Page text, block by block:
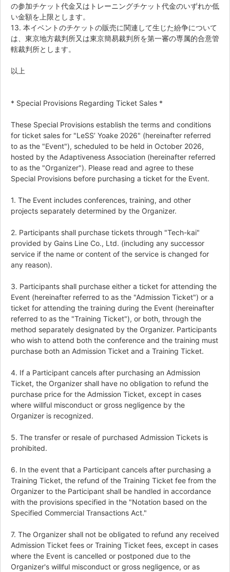
の参加チケット代金又はトレーニングチケット代金のいずれか低
い金額を上限とします。
13. 本イベントのチケットの販売に関連して生じた紛争について
は、東京地方裁判所又は東京簡易裁判所を第一審の専属的合意管
轄裁判所とします。
以上
* Special Provisions Regarding Ticket Sales *
These Special Provisions establish the terms and conditions
for ticket sales for "LeSS’ Yoake 2026" (hereinafter referred
to as the "Event"), scheduled to be held in October 2026,
hosted by the Adaptiveness Association (hereinafter referred
to as the "Organizer"). Please read and agree to these
Special Provisions before purchasing a ticket for the Event.
1. The Event includes conferences, training, and other
projects separately determined by the Organizer.
2. Participants shall purchase tickets through "Tech-kai"
provided by Gains Line Co., Ltd. (including any successor
service if the name or content of the service is changed for
any reason).
3. Participants shall purchase either a ticket for attending the
Event (hereinafter referred to as the "Admission Ticket") or a
ticket for attending the training during the Event (hereinafter
referred to as the "Training Ticket"), or both, through the
method separately designated by the Organizer. Participants
who wish to attend both the conference and the training must
purchase both an Admission Ticket and a Training Ticket.
4. If a Participant cancels after purchasing an Admission
Ticket, the Organizer shall have no obligation to refund the
purchase price for the Admission Ticket, except in cases
where willful misconduct or gross negligence by the
Organizer is recognized.
5. The transfer or resale of purchased Admission Tickets is
prohibited.
6. In the event that a Participant cancels after purchasing a
Training Ticket, the refund of the Training Ticket fee from the
Organizer to the Participant shall be handled in accordance
with the provisions specified in the "Notation based on the
Specified Commercial Transactions Act."
7. The Organizer shall not be obligated to refund any received
Admission Ticket fees or Training Ticket fees, except in cases
where the Event is cancelled or postponed due to the
Organizer's willful misconduct or gross negligence, or as